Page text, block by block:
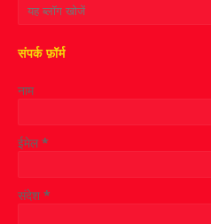
संपर्क फ़ॉर्म
नाम
ईमेल*
संदेश *